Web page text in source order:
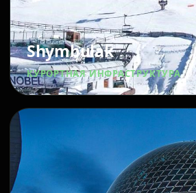
Shymbulak
КУРОРТНАЯ ИНФРАСТРУКТУРА